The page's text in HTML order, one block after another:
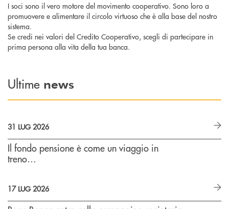
I soci sono il vero motore del movimento cooperativo. Sono loro a
promuovere e alimentare il circolo virtuoso che è alla base del nostro
sistema.
Se credi nei valori del Credito Cooperativo, scegli di partecipare in
prima persona alla vita della tua banca.
Ultime news
31 LUG 2026
Il fondo pensione è come un viaggio in
treno…
17 LUG 2026